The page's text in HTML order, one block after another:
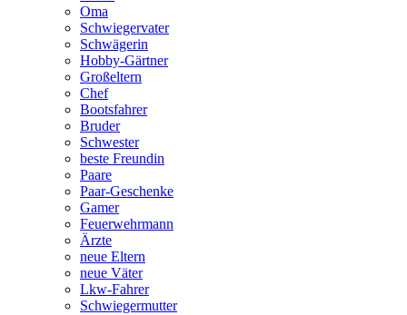
Oma
Schwiegervater
Schwägerin
Hobby-Gärtner
Großeltern
Chef
Bootsfahrer
Bruder
Schwester
beste Freundin
Paare
Paar-Geschenke
Gamer
Feuerwehrmann
Ärzte
neue Eltern
neue Väter
Lkw-Fahrer
Schwiegermutter